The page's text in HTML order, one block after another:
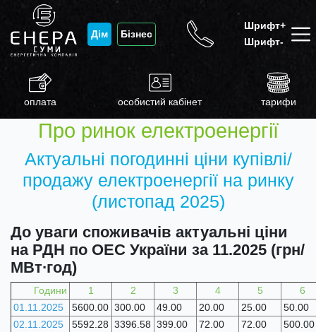
Дім Бізнес
Шрифт+
Шрифт-
оплата особистий кабінет тарифи
Про ринок електроенергії
Актуальні погодинні ціни купівлі/
продажу електроенергії на ринку
(листопад 2025)
До уваги споживачів актуальні ціни
на РДН по ОЕС України за 11.2025 (грн/
МВт∙год)
Години 1 2 3 4 5
6
01.11.2025
5600.00 300.00 49.00 20.00 25.00
50.00
02.11.2025
5592.28 3396.58 399.00 72.00 72.00
500.00